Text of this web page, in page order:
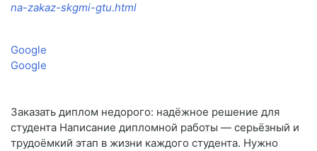
na-zakaz-skgmi-gtu.html
Google
Google
Заказать диплом недорого: надёжное решение для
студента Написание дипломной работы — серьёзный и
трудоёмкий этап в жизни каждого студента. Нужно